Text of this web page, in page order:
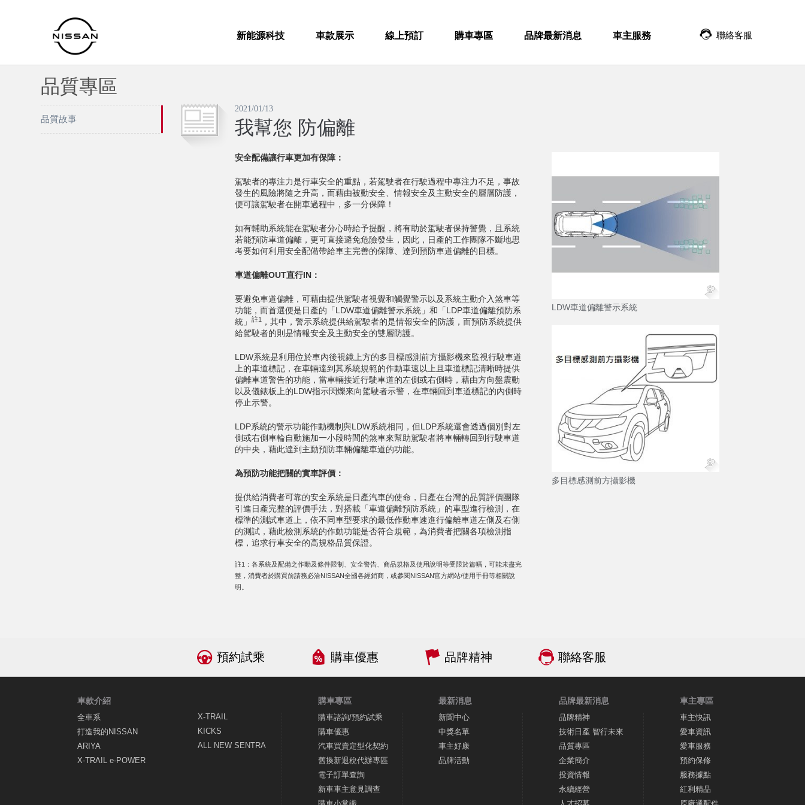
新能源科技 車款展示 線上預訂 購車專區 品牌最新消息 車主服務 聯絡客服
品質專區
品質故事
2021/01/13
我幫您 防偏離
LDW車道偏離警示系統
多目標感測前方攝影機
安全配備讓行車更加有保障：
駕駛者的專注力是行車安全的重點，若駕駛者在行駛過程中專注力不足，事故
發生的風險將隨之升高，而藉由被動安全、情報安全及主動安全的層層防護，
便可讓駕駛者在開車過程中，多一分保障！
如有輔助系統能在駕駛者分心時給予提醒，將有助於駕駛者保持警覺，且系統
若能預防車道偏離，更可直接避免危險發生，因此，日產的工作團隊不斷地思
考要如何利用安全配備帶給車主完善的保障、達到預防車道偏離的目標。
車道偏離OUT直行IN：
要避免車道偏離，可藉由提供駕駛者視覺和觸覺警示以及系統主動介入煞車等
功能，而首選便是日產的「LDW車道偏離警示系統」和「LDP車道偏離預防系
統」
註1
，其中，警示系統提供給駕駛者的是情報安全的防護，而預防系統提供
給駕駛者的則是情報安全及主動安全的雙層防護。
LDW系統是利用位於車內後視鏡上方的多目標感測前方攝影機來監視行駛車道
上的車道標記，在車輛達到其系統規範的作動車速以上且車道標記清晰時提供
偏離車道警告的功能，當車輛接近行駛車道的左側或右側時，藉由方向盤震動
以及儀錶板上的LDW指示閃爍來向駕駛者示警，在車輛回到車道標記的內側時
停止示警。
LDP系統的警示功能作動機制與LDW系統相同，但LDP系統還會透過個別對左
側或右側車輪自動施加一小段時間的煞車來幫助駕駛者將車輛轉回到行駛車道
的中央，藉此達到主動預防車輛偏離車道的功能。
為預防功能把關的實車評價：
提供給消費者可靠的安全系統是日產汽車的使命，日產在台灣的品質評價團隊
引進日產完整的評價手法，對搭載「車道偏離預防系統」的車型進行檢測，在
標準的測試車道上，依不同車型要求的最低作動車速進行偏離車道左側及右側
的測試，藉此檢測系統的作動功能是否符合規範，為消費者把關各項檢測指
標，追求行車安全的高規格品質保證。
註1：各系統及配備之作動及條件限制、安全警告、商品規格及使用說明等受限於篇幅，可能未盡完
整，消費者於購買前請務必洽NISSAN全國各經銷商，或參閱NISSAN官方網站/使用手冊等相關說
明。
預約試乘 購車優惠 品牌精神 聯絡客服
車款介紹
全車系
打造我的NISSAN
ARIYA
X-TRAIL e-POWER
X-TRAIL
KICKS
ALL NEW SENTRA
購車專區
購車諮詢/預約試乘
購車優惠
汽車買賣定型化契約
舊換新退稅代辦專區
電子訂單查詢
新車車主意見調查
最新消息
新聞中心
中獎名單
車主好康
品牌活動
品牌最新消息
品牌精神
技術日產 智行未來
品質專區
企業簡介
投資情報
永續經營
車主專區
車主快訊
愛車資訊
愛車服務
預約保修
服務據點
紅利精品